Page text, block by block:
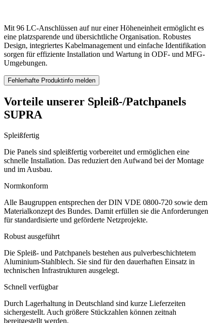
Mit 96 LC-Anschlüssen auf nur einer Höheneinheit ermöglicht es
eine platzsparende und übersichtliche Organisation. Robustes
Design, integriertes Kabelmanagement und einfache Identifikation
sorgen für effiziente Installation und Wartung in ODF- und MFG-
Umgebungen.
Fehlerhafte Produktinfo melden
Vorteile unserer Spleiß-/Patchpanels
SUPRA
Spleißfertig
Die Panels sind spleißfertig vorbereitet und ermöglichen eine
schnelle Installation. Das reduziert den Aufwand bei der Montage
und im Ausbau.
Normkonform
Alle Baugruppen entsprechen der DIN VDE 0800-720 sowie dem
Materialkonzept des Bundes. Damit erfüllen sie die Anforderungen
für standardisierte und geförderte Netzprojekte.
Robust ausgeführt
Die Spleiß- und Patchpanels bestehen aus pulverbeschichtetem
Aluminium-Stahlblech. Sie sind für den dauerhaften Einsatz in
technischen Infrastrukturen ausgelegt.
Schnell verfügbar
Durch Lagerhaltung in Deutschland sind kurze Lieferzeiten
sichergestellt. Auch größere Stückzahlen können zeitnah
bereitgestellt werden.